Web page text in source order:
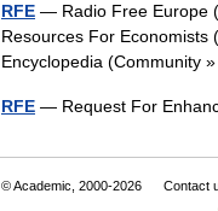
RFE — Radio Free Europe
Resources For Economists
Encyclopedia
RFE — Request For
© Academic, 2000-2026 Contact